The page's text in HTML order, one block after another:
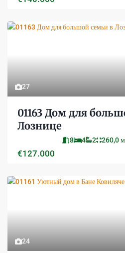
27
01163 Дом для
Лознице
8 4 2 260,0 м
€127.000
24